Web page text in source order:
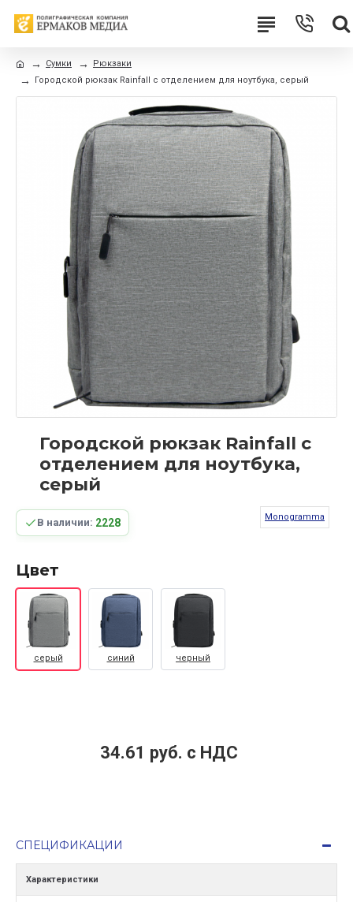
Сумки
Рюкзаки
Городской рюкзак Rainfall с отделением для ноутбука, серый
Городской рюкзак Rainfall с
отделением для ноутбука,
серый
В наличии: 2228 Monogramma
Цвет
серый синий черный
34.61 руб. c НДС
СПЕЦИФИКАЦИИ
Характеристики